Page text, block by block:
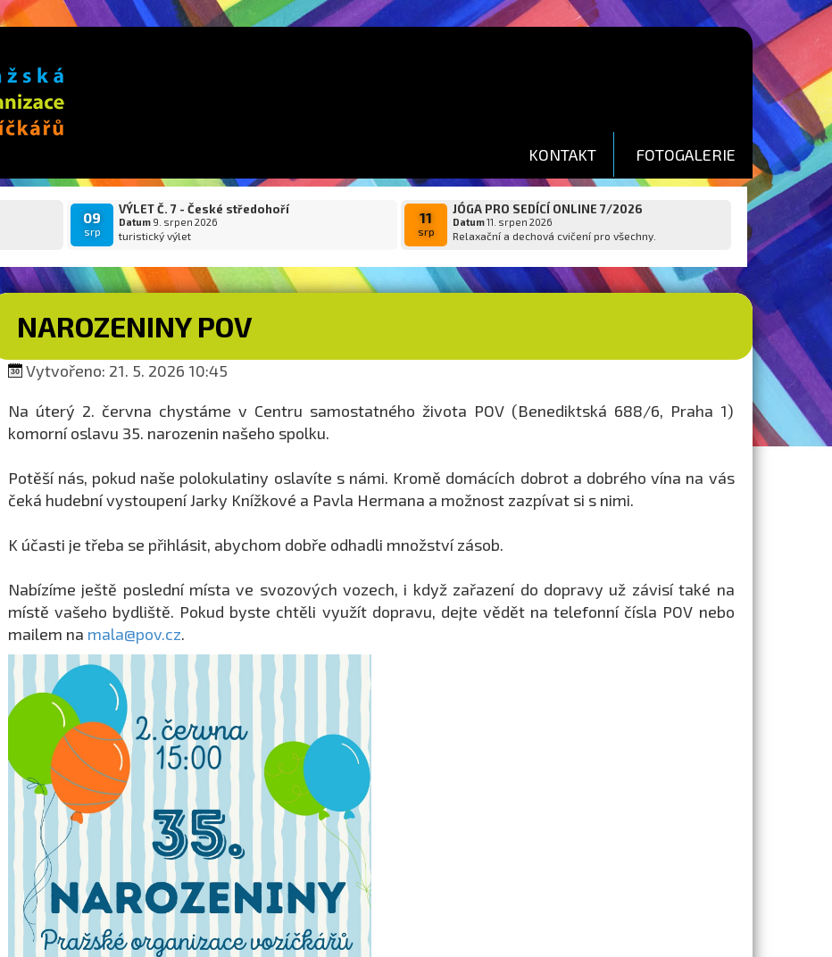
KONTAKT FOTOGALERIE
09
srp
VÝLET Č. 7 - České středohoří
Datum 9. srpen 2026
turistický výlet
11
srp
JÓGA PRO SEDÍCÍ ONLINE 7/2026
Datum11. srpen 2026
Relaxační a dechová cvičení pro všechny.
NAROZENINY POV
Vytvořeno: 21. 5. 2026 10:45
Na úterý 2. června chystáme v Centru samostatného života POV (Benediktská 688/6, Praha 1)
komorní oslavu 35. narozenin našeho spolku.
Potěší nás, pokud naše polokulatiny oslavíte s námi. Kromě domácích dobrot a dobrého vína na vás
čeká hudební vystoupení Jarky Knížkové a Pavla Hermana a možnost zazpívat si s nimi.
K účasti je třeba se přihlásit, abychom dobře odhadli množství zásob.
Nabízíme ještě poslední místa ve svozových vozech, i když zařazení do dopravy už závisí také na
místě vašeho bydliště. Pokud byste chtěli využít dopravu, dejte vědět na telefonní čísla POV nebo
mailem na mala@pov.cz.